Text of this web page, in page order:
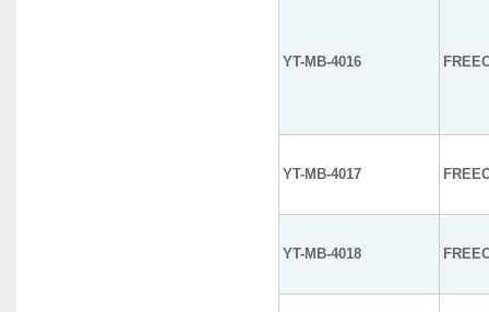
YT-MB-4016
YT-MB-4017
YT-MB-4018